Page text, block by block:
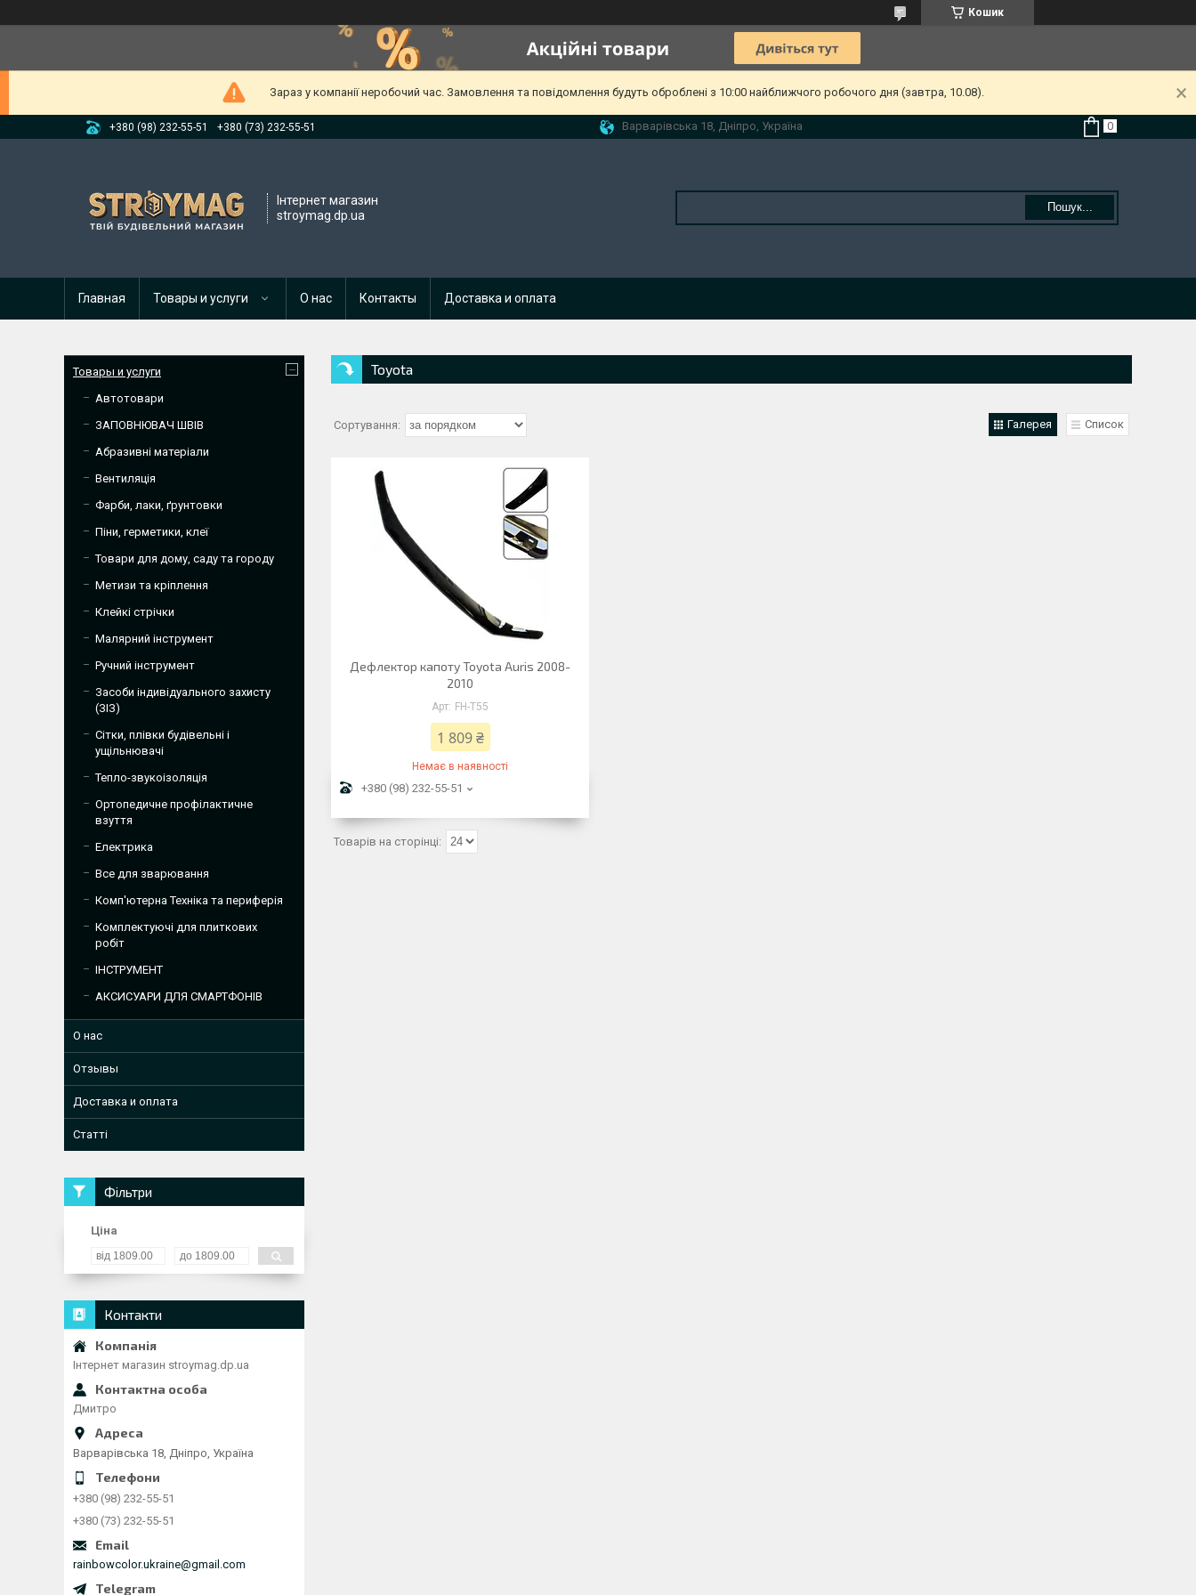
Кошик
Зараз у компанії неробочий час. Замовлення та повідомлення будуть оброблені з 10:00 найближчого робочого дня (завтра, 10.08).
+380 (98) 232-55-51 +380 (73) 232-55-51 Варварівська 18, Дніпро, Україна
Інтернет магазин
stroymag.dp.ua
Пошук...
Главная Товары и услуги О нас Контакты Доставка и оплата
Toyota
Галерея Список
Дефлектор капоту Toyota Auris 2008-
2010
FH-T55
1 809 ₴
Немає в наявності
+380 (98) 232-55-51
Товары и услуги
Автотовари
ЗАПОВНЮВАЧ ШВІВ
Абразивні матеріали
Вентиляція
Фарби, лаки, ґрунтовки
Піни, герметики, клеї
Товари для дому, саду та городу
Метизи та кріплення
Клейкі стрічки
Малярний інструмент
Ручний інструмент
Засоби індивідуального захисту
(ЗІЗ)
Сітки, плівки будівельні і
ущільнювачі
Тепло-звукоізоляція
Ортопедичне профілактичне
взуття
Електрика
Все для зварювання
Комп'ютерна Техніка та периферія
Комплектуючі для плиткових
робіт
ІНСТРУМЕНТ
АКСИСУАРИ ДЛЯ СМАРТФОНІВ
О нас
Отзывы
Доставка и оплата
Статті
Фільтри
Ціна
Контакти
Інтернет магазин stroymag.dp.ua
Дмитро
Варварівська 18, Дніпро, Україна
+380 (98) 232-55-51
+380 (73) 232-55-51
rainbowcolor.ukraine@gmail.com